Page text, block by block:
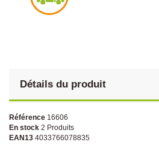
Détails du produit
Référence 16606
En stock 2 Produits
EAN13 4033766078835